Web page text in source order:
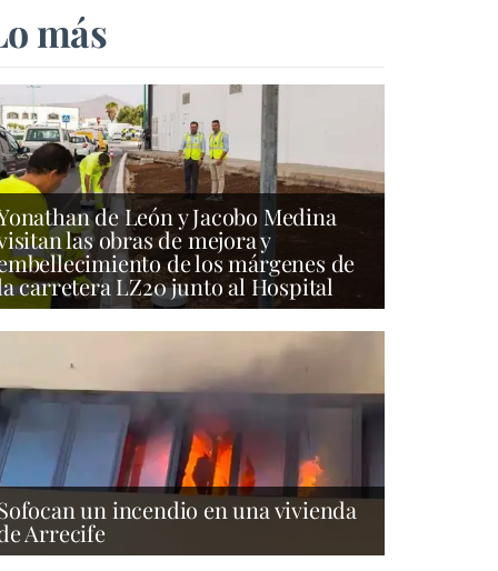
más
de León y Jacobo Medina
las obras de mejora y
de los márgenes de
carretera LZ20 junto al Hospital
un incendio en una vivienda
Arrecife